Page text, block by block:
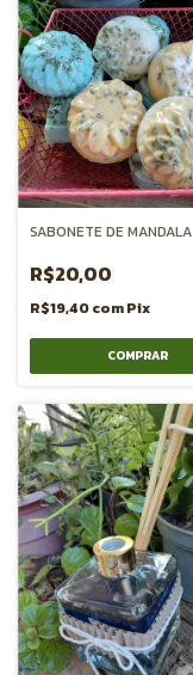
SABONETE DE MANDALA
R$20,00
R$19,40comPix